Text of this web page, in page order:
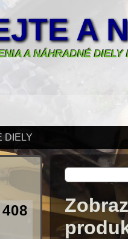
A
A NÁHRADNÉ
DIELY